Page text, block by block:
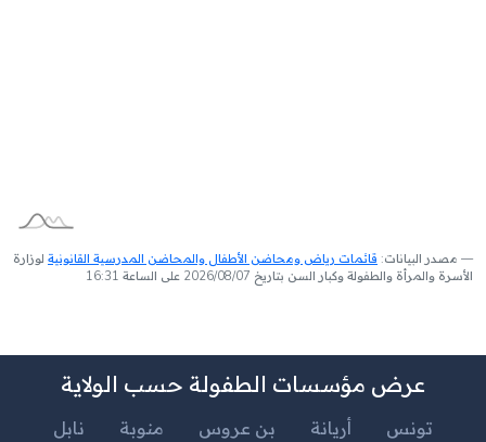
مصدر البيانات: قائمات رياض ومحاضن الأطفال والمحاضن المدرسية القانونية لوزارة
الأسرة والمرأة والطفولة وكبار السن بتاريخ 2026/08/07 على الساعة 16:31
عرض مؤسسات الطفولة حسب الولاية
تونس أريانة بن عروس منوبة
نابل